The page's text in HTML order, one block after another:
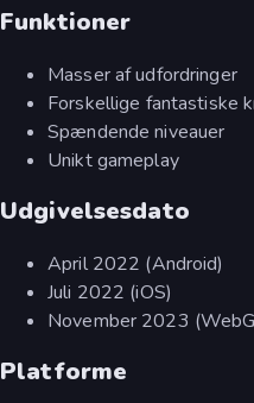
Funktioner
Masser af udfordringer
Forskellige fantastiske
Spændende niveauer
Unikt gameplay
Udgivelsesdato
April 2022 (Android)
Juli 2022 (iOS)
November 2023
Platforme